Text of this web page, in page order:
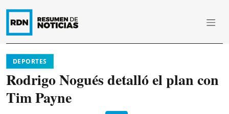
DEPORTES
Rodrigo Nogués detalló el plan con
Tim Payne